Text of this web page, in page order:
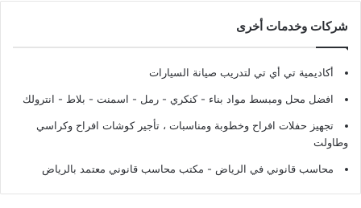
شركات وخدمات أخرى
أكاديمية تي أي تي لتدريب صيانة السيارات
افضل محل ومبسط مواد بناء - كنكري - رمل - اسمنت - بلاط - انترولك
تجهيز حفلات افراح وخطوبة ومناسبات ، تأجير كوشات افراح وكراسي
وطاولت
محاسب قانوني في الرياض - مكتب محاسب قانوني معتمد بالرياض